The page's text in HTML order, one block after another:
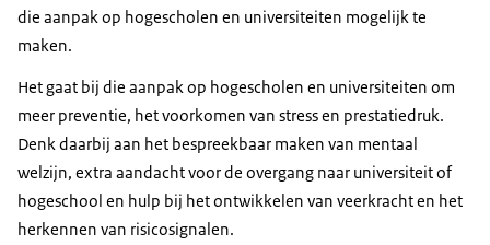
die aanpak op hogescholen en universiteiten mogelijk te
maken.
Het gaat bij die aanpak op hogescholen en universiteiten om
meer preventie, het voorkomen van stress en prestatiedruk.
Denk daarbij aan het bespreekbaar maken van mentaal
welzijn, extra aandacht voor de overgang naar universiteit of
hogeschool en hulp bij het ontwikkelen van veerkracht en het
herkennen van risicosignalen.